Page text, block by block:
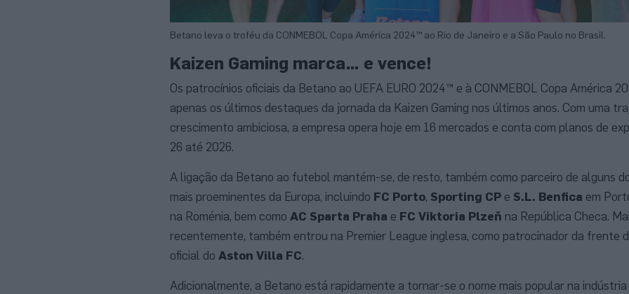
Betano leva o troféu da CONMEBOL Copa América 2024™ ao Rio de Janeiro e a São Paulo no Brasil.
Kaizen Gaming marca… e vence!
Os patrocínios oficiais da Betano ao UEFA EURO 2024™ e à CONMEBOL Copa América
apenas os últimos destaques da jornada da Kaizen Gaming nos últimos anos. Com uma
crescimento ambiciosa, a empresa opera hoje em 16 mercados e conta com planos de
26 até 2026.
A ligação da Betano ao futebol mantém-se, de resto, também como parceiro de alguns
mais proeminentes da Europa, incluindo FC Porto, Sporting CP e S.L. Benfica em
na Roménia, bem como AC Sparta Praha e FC Viktoria Plzeň na República Checa.
recentemente, também entrou na Premier League inglesa, como patrocinador da frente
oficial do Aston Villa FC.
Adicionalmente, a Betano está rapidamente a tornar-se o nome mais popular na indústria